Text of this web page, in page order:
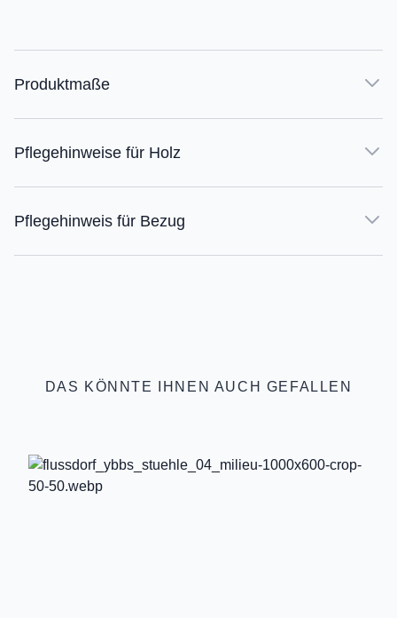
Produktmaße
Pflegehinweise für Holz
Pflegehinweis für Bezug
DAS KÖNNTE IHNEN AUCH GEFALLEN